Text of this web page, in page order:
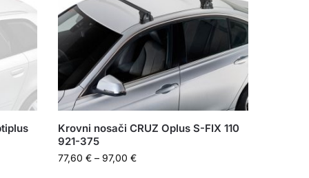
Krovni nosači CRUZ Oplus S-FIX 110
921-375
77,60€ – 97,00€